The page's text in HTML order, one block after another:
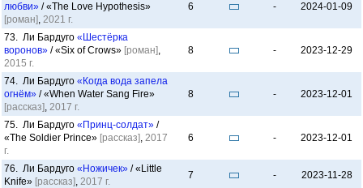
любви» / «The Love Hypothesis»
[роман], 2021 г.
6 - 2024-01-09
73. Ли Бардуго «Шестёрка
воронов» / «Six of Crows» [роман],
2015 г.
8 - 2023-12-29
74. Ли Бардуго «Когда вода запела
огнём» / «When Water Sang Fire»
[рассказ], 2017 г.
8 - 2023-12-01
75. Ли Бардуго «Принц-солдат» /
«The Soldier Prince» [рассказ], 2017
г.
6 - 2023-12-01
76. Ли Бардуго «Ножичек» / «Little
Knife» [рассказ], 2017 г.
7 - 2023-11-28